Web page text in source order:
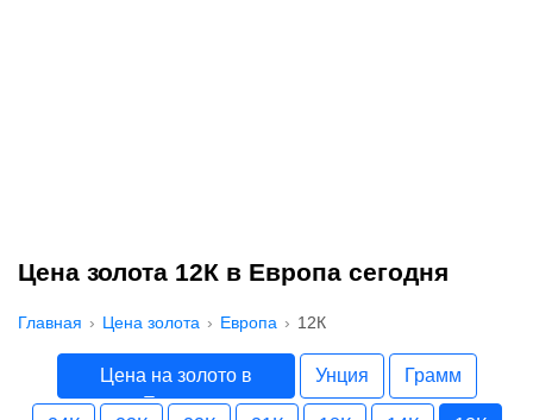
Цена золота 12К в Европа сегодня
Главная Цена золота Европа 12К
Цена на золото в
Европа
Унция Грамм